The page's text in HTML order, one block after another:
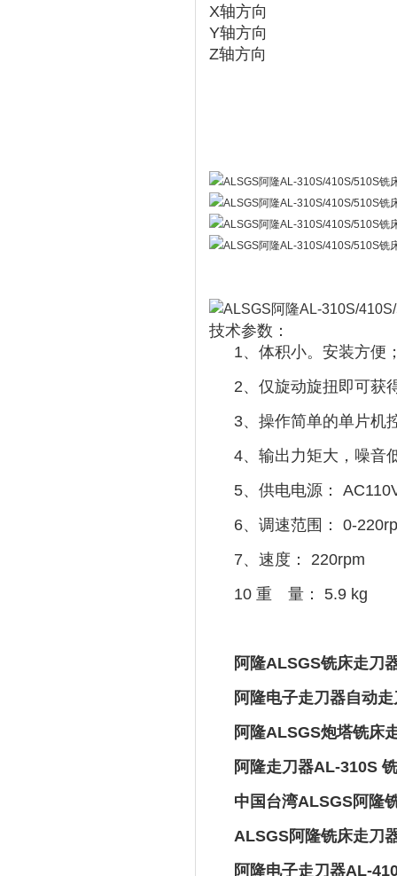
X轴方向
Y轴方向
Z轴方向
技术参数：
1、体积小。安装方便
2、仅旋动旋扭即可获
3、操作简单的单片机
4、输出力矩大，噪音
5、供电电源：
6、调速范围： 0-
7、速度： 220rpm
10 重 量： 5.9 kg
阿隆ALSGS铣床走刀
阿隆电子走刀器自动
阿隆ALSGS炮塔铣床
阿隆走刀器AL-310S
中国台湾ALSGS阿隆
ALSGS阿隆铣床走刀
阿隆电子走刀器AL-